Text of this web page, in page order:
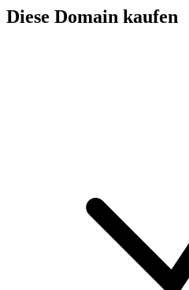
Diese Domain kaufen